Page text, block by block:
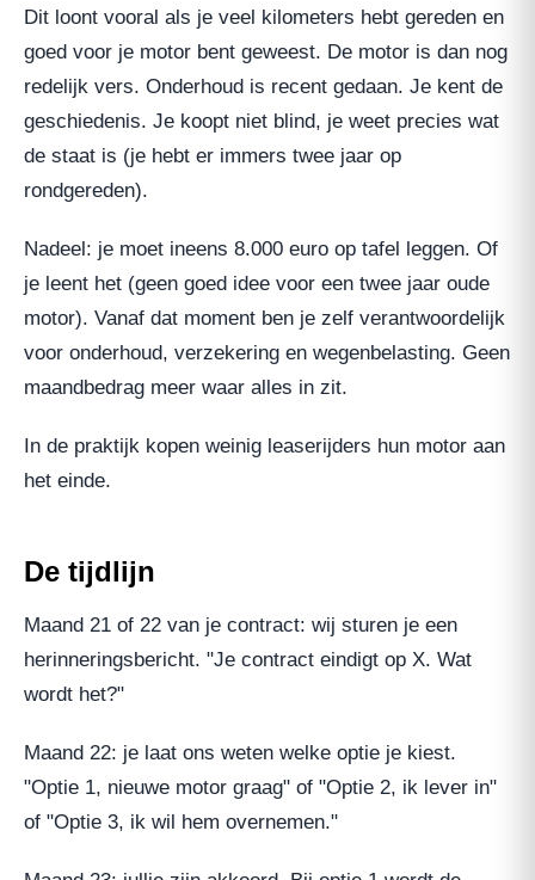
Dit loont vooral als je veel kilometers hebt gereden en
goed voor je motor bent geweest. De motor is dan nog
redelijk vers. Onderhoud is recent gedaan. Je kent de
geschiedenis. Je koopt niet blind, je weet precies wat
de staat is (je hebt er immers twee jaar op
rondgereden).
Nadeel: je moet ineens 8.000 euro op tafel leggen. Of
je leent het (geen goed idee voor een twee jaar oude
motor). Vanaf dat moment ben je zelf verantwoordelijk
voor onderhoud, verzekering en wegenbelasting. Geen
maandbedrag meer waar alles in zit.
In de praktijk kopen weinig leaserijders hun motor aan
het einde.
De tijdlijn
Maand 21 of 22 van je contract: wij sturen je een
herinneringsbericht. "Je contract eindigt op X. Wat
wordt het?"
Maand 22: je laat ons weten welke optie je kiest.
"Optie 1, nieuwe motor graag" of "Optie 2, ik lever in"
of "Optie 3, ik wil hem overnemen."